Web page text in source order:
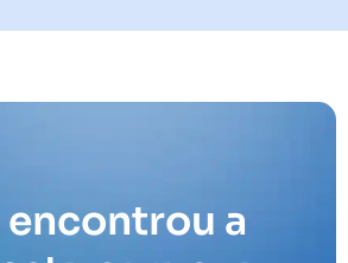
encontrou a